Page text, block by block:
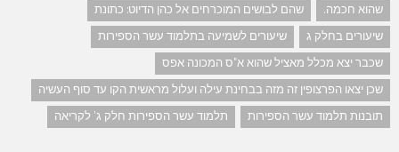
שהוא חכמה.
שהם לבושים המוכרחים אל כהן הדיוט: כתונת
שיעורים בחלק ג
שיעורים לשמיעה בתלמוד עשר הספירות
שכבר יצא מכלל מאציל שהוא א"ס המכונה אפס
שכן יצאו הפרצופין זה מזה בבחינת עילה ועלול מראשית הקו עד סוף העשיה
תובנות תלמוד עשר הספירות
תלמוד עשר הספירות חלק ג' לקריאה